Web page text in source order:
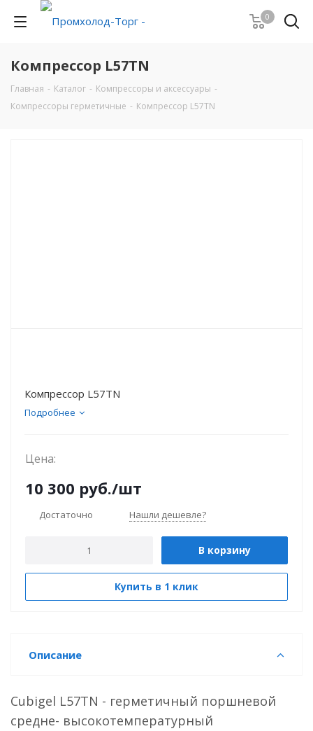
0
Компрессор L57TN
Главная - Каталог - Компрессоры и аксессуары -
Компрессоры герметичные - Компрессор L57TN
Компрессор L57TN
Подробнее
Цена:
10 300 руб./шт
Достаточно Нашли дешевле?
В корзину
Купить в 1 клик
Описание
Cubigel L57TN - герметичный поршневой
средне- высокотемпературный